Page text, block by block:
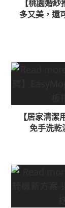
【桃園婚
多又美，還
【居家清
免手洗乾